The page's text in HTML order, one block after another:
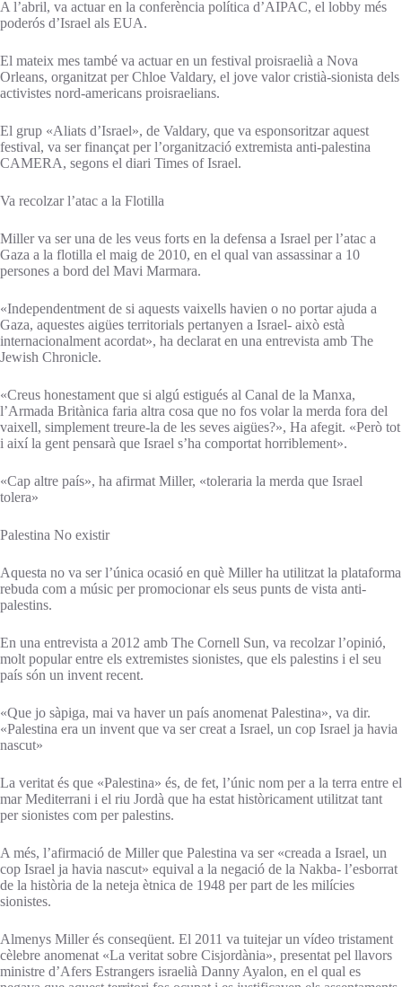
A l’abril, va actuar en la conferència política d’AIPAC, el lobby més
poderós d’Israel als EUA.
El mateix mes també va actuar en un festival proisraelià a Nova
Orleans, organitzat per Chloe Valdary, el jove valor cristià-sionista dels
activistes nord-americans proisraelians.
El grup «Aliats d’Israel», de Valdary, que va esponsoritzar aquest
festival, va ser finançat per l’organització extremista anti-palestina
CAMERA, segons el diari Times of Israel.
Va recolzar l’atac a la Flotilla
Miller va ser una de les veus forts en la defensa a Israel per l’atac a
Gaza a la flotilla el maig de 2010, en el qual van assassinar a 10
persones a bord del Mavi Marmara.
«Independentment de si aquests vaixells havien o no portar ajuda a
Gaza, aquestes aigües territorials pertanyen a Israel- això està
internacionalment acordat», ha declarat en una entrevista amb The
Jewish Chronicle.
«Creus honestament que si algú estigués al Canal de la Manxa,
l’Armada Britànica faria altra cosa que no fos volar la merda fora del
vaixell, simplement treure-la de les seves aigües?», Ha afegit. «Però tot
i així la gent pensarà que Israel s’ha comportat horriblement».
«Cap altre país», ha afirmat Miller, «toleraria la merda que Israel
tolera»
Palestina No existir
Aquesta no va ser l’única ocasió en què Miller ha utilitzat la plataforma
rebuda com a músic per promocionar els seus punts de vista anti-
palestins.
En una entrevista a 2012 amb The Cornell Sun, va recolzar l’opinió,
molt popular entre els extremistes sionistes, que els palestins i el seu
país són un invent recent.
«Que jo sàpiga, mai va haver un país anomenat Palestina», va dir.
«Palestina era un invent que va ser creat a Israel, un cop Israel ja havia
nascut»
La veritat és que «Palestina» és, de fet, l’únic nom per a la terra entre el
mar Mediterrani i el riu Jordà que ha estat històricament utilitzat tant
per sionistes com per palestins.
A més, l’afirmació de Miller que Palestina va ser «creada a Israel, un
cop Israel ja havia nascut» equival a la negació de la Nakba- l’esborrat
de la història de la neteja ètnica de 1948 per part de les milícies
sionistes.
Almenys Miller és conseqüent. El 2011 va tuitejar un vídeo tristament
cèlebre anomenat «La veritat sobre Cisjordània», presentat pel llavors
ministre d’Afers Estrangers israelià Danny Ayalon, en el qual es